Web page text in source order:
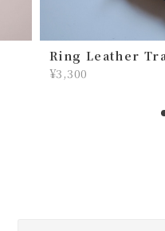
味が出てくるのも楽し
そんな流れ
ーケースと
Ring Leather
¥3,300